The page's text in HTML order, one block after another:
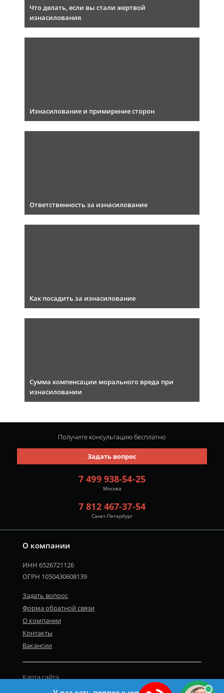
Что делать, если вы стали жертвой
изнасилования
Изнасилование и примирение сторон
Ответственность за изнасилование
Как посадить за изнасилование
Сумма компенсации морального вреда при
изнасиловании
О компании
ИНН 6526721126
ОГРН 1050430608139
Задать вопрос
Форма обратной связи
О компании
Контакты
Вакансии
Карта сайта
Политика персональных данных
7 499 938-54-25
Москва
7 812 467-37-54
Санкт-Петербург
Задать вопрос
Получите консультациюбесплатно